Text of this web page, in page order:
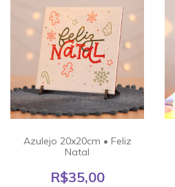
Azulejo 20x20cm • Feliz
Natal
R$35,00